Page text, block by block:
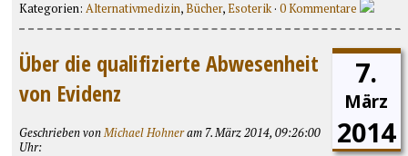
Kategorien: Alternativmedizin,Bücher,Esoterik· 0 Kommentare
7.
März
2014
Über die qualifizierte Abwesenheit
von Evidenz
Geschrieben vonMichael Hohneram 7. März 2014, 09:26:00
Uhr: